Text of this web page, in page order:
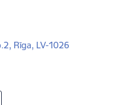
Rīga, LV-1026